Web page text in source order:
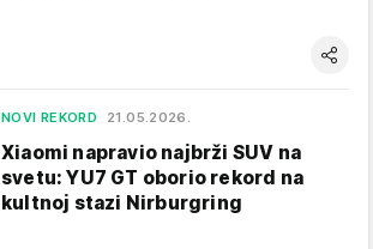
NOVI REKORD 21.05.2026.
Xiaomi napravio najbrži SUV na
svetu: YU7 GT oborio rekord na
kultnoj stazi Nirburgring